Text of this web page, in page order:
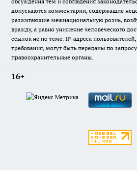
допускаются комментарии, содержащие
разжигающие межнациональную рознь,
вражду, а равно унижение человеческого
ссылок не по теме. IP-адреса
требования, могут быть переданы по
правоохранительные органы.
16+